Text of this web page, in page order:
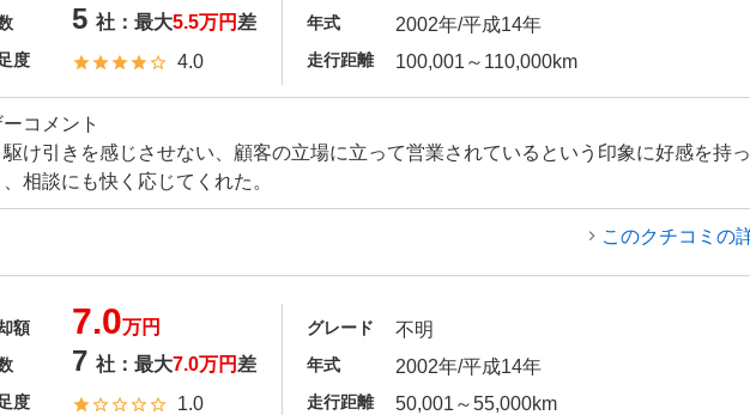
5 社：最大5.5万円 差
度 4.0
年式 2002年/平成14年
走行距離 100,001～110,000km
コメント
け引きを感じさせない、顧客の立場に立って営業されているという印象に好感を持っ
相談にも快く応じてくれた。
このクチコミの
額 7.0万円
7 社：最大7.0万円 差
度 1.0
グレード 不明
年式 2002年/平成14年
走行距離 50,001～55,000km